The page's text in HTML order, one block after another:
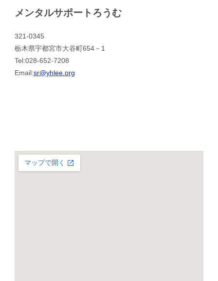
メンタルサポートろうむ
321-0345
栃木県宇都宮市大谷町654－1
Tel:028-652-7208
Email:sr@yhlee.org